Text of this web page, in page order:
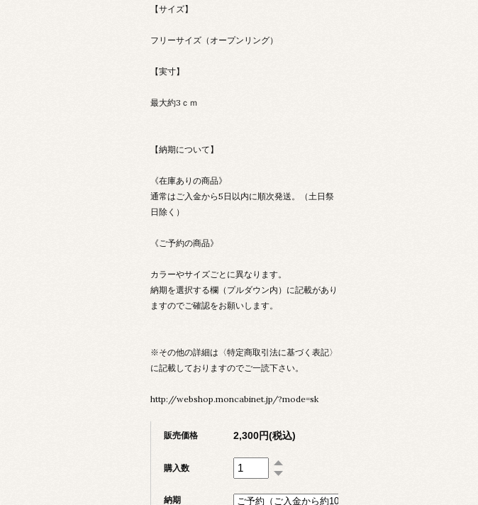
【サイズ】
フリーサイズ（オープンリング）
【実寸】
最大約3ｃｍ
【納期について】
《在庫ありの商品》
通常はご入金から5日以内に順次発送。（土日祭
日除く）
《ご予約の商品》
カラーやサイズごとに異なります。
納期を選択する欄（プルダウン内）に記載があり
ますのでご確認をお願いします。
※その他の詳細は〈特定商取引法に基づく表記〉
に記載しておりますのでご一読下さい。
http://webshop.moncabinet.jp/?mode=sk
販売価格 2,300円(税込)
購入数
納期